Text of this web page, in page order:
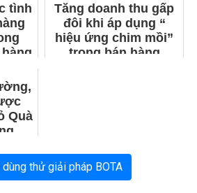
tình
Tăng doanh thu gấp
đôi khi áp dụng “
hiệu ứng chim mồi”
trong bán hàng
Quà
thử giải pháp BOTA